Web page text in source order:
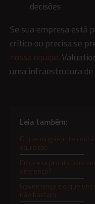
Leia também:
O que ninguém te
aquisição
Empresa pronta para
diferença?
Governança é o que
não bastam
decisões
Se sua empresa está
crítico ou precisa se
nossa equipe.
uma infraestrutura de